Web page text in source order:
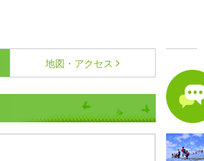
地図・アクセス